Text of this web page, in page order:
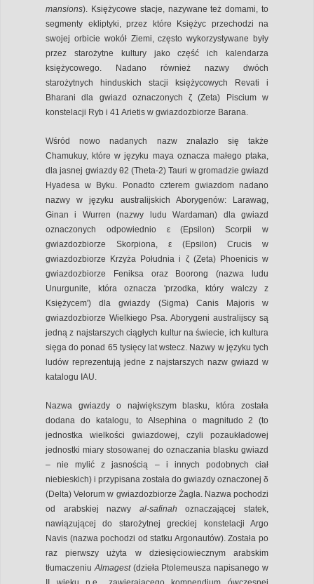
mansions). Księżycowe stacje, nazywane też domami, to
segmenty ekliptyki, przez które Księżyc przechodzi na
swojej orbicie wokół Ziemi, często wykorzystywane były
przez starożytne kultury jako część ich kalendarza
księżycowego. Nadano również nazwy dwóch
starożytnych hinduskich stacji księżycowych Revati i
Bharani dla gwiazd oznaczonych ζ (Zeta) Piscium w
konstelacji Ryb i 41 Arietis w gwiazdozbiorze Barana.
Wśród nowo nadanych nazw znalazło się także
Chamukuy, które w języku maya oznacza małego ptaka,
dla jasnej gwiazdy θ2 (Theta-2) Tauri w gromadzie gwiazd
Hyadesa w Byku. Ponadto czterem gwiazdom nadano
nazwy w języku australijskich Aborygenów: Larawag,
Ginan i Wurren (nazwy ludu Wardaman) dla gwiazd
oznaczonych odpowiednio ε (Epsilon) Scorpii
w
gwiazdozbiorze Skorpiona, ε (Epsilon) Crucis w
gwiazdozbiorze Krzyża Południa i ζ (Zeta) Phoenicis w
gwiazdozbiorze Feniksa oraz Boorong (nazwa ludu
Unurgunite, która oznacza 'przodka, który walczy z
Księżycem') dla gwiazdy (Sigma) Canis Majoris w
gwiazdozbiorze Wielkiego Psa. Aborygeni australijscy są
jedną z najstarszych ciągłych kultur na świecie, ich kultura
sięga do ponad 65 tysięcy lat wstecz. Nazwy w języku tych
ludów reprezentują jedne z najstarszych nazw gwiazd w
katalogu IAU.
Nazwa gwiazdy o największym blasku, która została
dodana do katalogu, to Alsephina o magnitudo 2 (to
jednostka wielkości gwiazdowej, czyli pozaukładowej
jednostki miary stosowanej do oznaczania blasku gwiazd
– nie mylić z jasnością – i innych podobnych ciał
niebieskich) i przypisana została do gwiazdy oznaczonej δ
(Delta) Velorum w gwiazdozbiorze Żagla. Nazwa pochodzi
od arabskiej nazwy al-safinah oznaczającej statek,
nawiązującej do starożytnej greckiej konstelacji Argo
Navis (nazwa pochodzi od statku Argonautów). Została po
raz pierwszy użyta w dziesięciowiecznym arabskim
tłumaczeniu Almagest(dzieła Ptolemeusza napisanego w